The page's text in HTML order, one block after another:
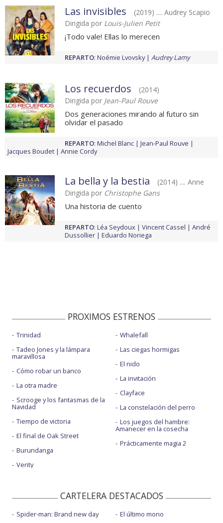
Las invisibles
(2019) .... Audrey Scapio
Dirigida por Louis-Julien Petit
¡Todo vale! Ellas lo merecen
REPARTO: Noémie Lvovsky Audrey Lamy
Los recuerdos
(2014)
Dirigida por Jean-Paul Rouve
Dos generaciones mirando al futuro sin
olvidar el pasado
REPARTO: Michel Blanc
Jean-Paul Rouve
Jacques Boudet
Annie Cordy
La bella y la bestia
(2014) .... Anne
Dirigida por Christophe Gans
Una historia de cuento
REPARTO: Léa Seydoux Vincent Cassel
André
Dussollier
Eduardo Noriega
PROXIMOS ESTRENOS
Trinidad
Tadeo Jones y la lámpara
maravillosa
Cómo robar un banco
La otra madre
Scrooge y los fantasmas de la
Navidad
Tiempo de victoria
El final de Oak Street
Burundanga
Verity
Whalefall
Las ciegas hormigas
El nido
La invitación
Clayface
La constelación del perro
Los juegos del hambre:
Amanecer en la cosecha
Prácticamente magia 2
CARTELERA DESTACADOS
Spider-man: Brand new day
El último mono